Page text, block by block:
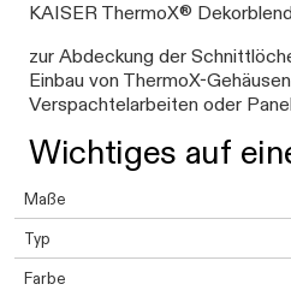
KAISER ThermoX®
zur Abdeckung der
Einbau von ThermoX-
Verspachtelarbeiten oder
Wichtiges auf
Maße
Typ
Farbe